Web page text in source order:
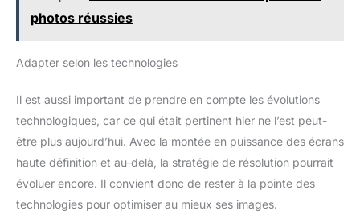
photos réussies
Adapter selon les technologies
Il est aussi important de prendre en compte les évolutions
technologiques, car ce qui était pertinent hier ne l’est peut-
être plus aujourd’hui. Avec la montée en puissance des écrans
haute définition et au-delà, la stratégie de résolution pourrait
évoluer encore. Il convient donc de rester à la pointe des
technologies pour optimiser au mieux ses images.